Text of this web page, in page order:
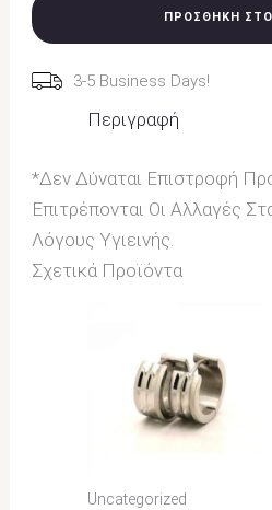
ΠΡΟΣΘΉΚΗ ΣΤΟ
3-5 Business Days!
Περιγραφή
*Δεν Δύναται Επιστροφή
Επιτρέπονται Οι Αλλαγές
Λόγους Υγιεινής.
Σχετικά Προϊόντα
Uncategorized